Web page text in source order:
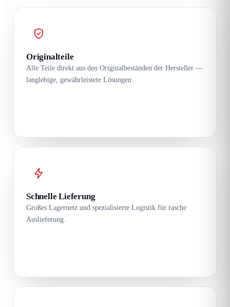
Originalteile
Alle Teile direkt aus den Originalbeständen der Hersteller —
langlebige, gewährleistete Lösungen.
Schnelle Lieferung
Großes Lagernetz und spezialisierte Logistik für rasche
Auslieferung.